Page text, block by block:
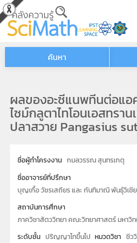
Skip to main content
ค้นหา
ผลของอะซีแนพทีนต่อแอ
ไซม์กลูตาไทโอนเอสทราน
ปลาสวาย Pangasius
ชื่อผู้ทำโครงงาน กมลวรรณ สุนทรเกตุ
ชื่ออาจารย์ที่ปรึกษา
บุญเกื้อ วัชรเสถียร และ กันทิมาณี พันธุ์วิเชี
สถาบันการศึกษา
ภาควิชาสัตววิทยา คณะวิทยาศาสตร์ มหาวิ
ระดับชั้น ปริญญาโทขึ้นไป หมวดวิชา ชีว